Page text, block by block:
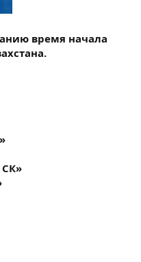
время начала